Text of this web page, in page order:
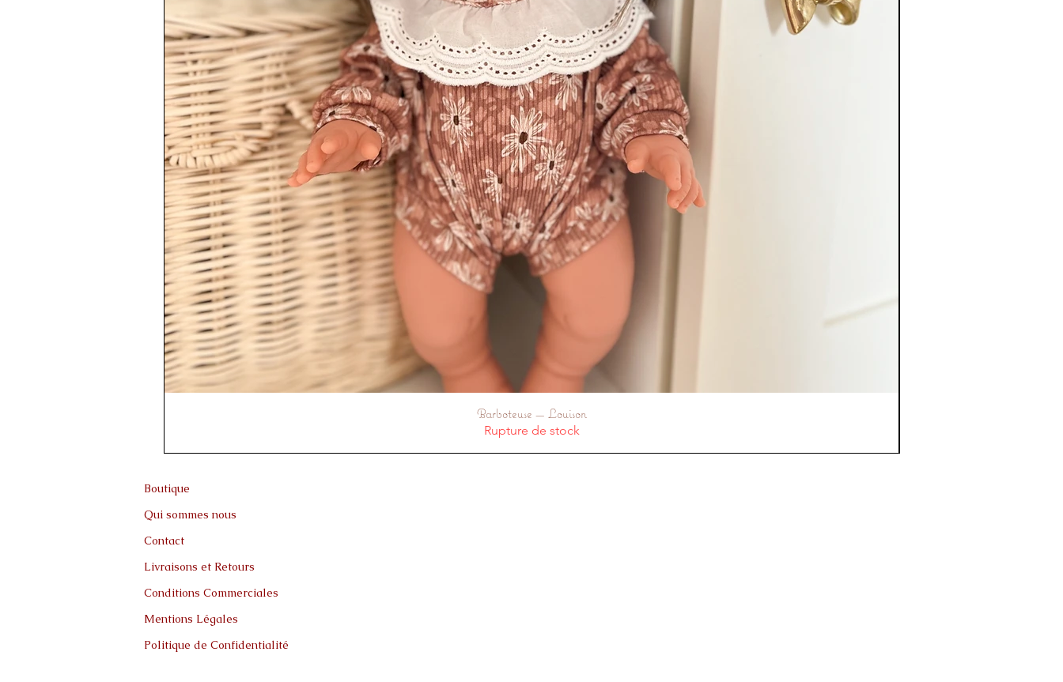
Aperçu rapide
Barboteuse — Louison
Rupture de stock
Boutique
Qui sommes nous
Contact
Livraisons et Retours
Conditions Commerciales
Mentions Légales
Politique de Confidentialité